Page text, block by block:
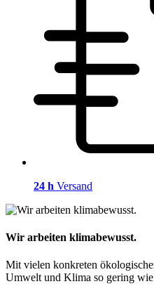
24 h Versand
Wir arbeiten klimabewusst.
Mit vielen konkreten
Umwelt und Klima so gering